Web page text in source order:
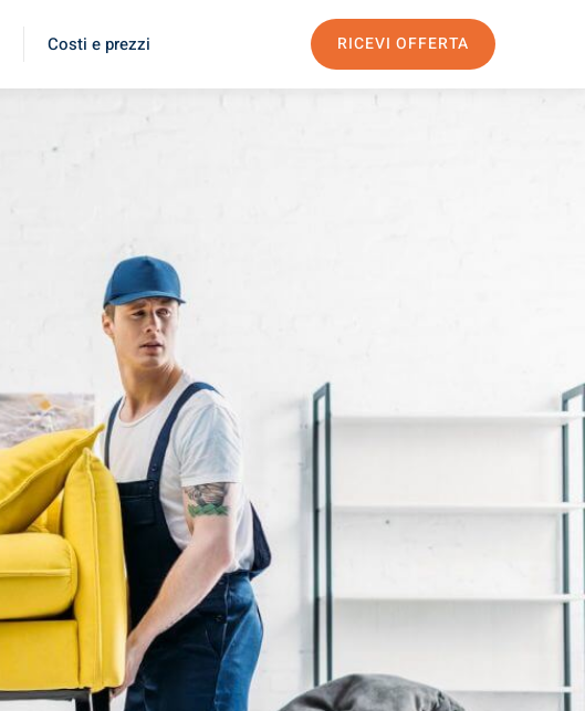
Costi e prezzi RICEVI OFFERTA